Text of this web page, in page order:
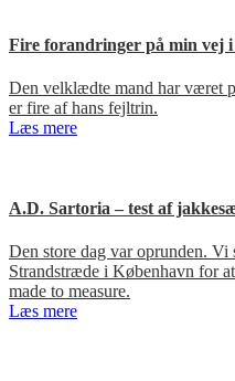
Fire forandringer på min vej i
Den velklædte mand har været
er fire af hans fejltrin.
Læs mere
A.D. Sartoria – test af
Den store dag var oprunden.
Strandstræde i København for
made to measure.
Læs mere